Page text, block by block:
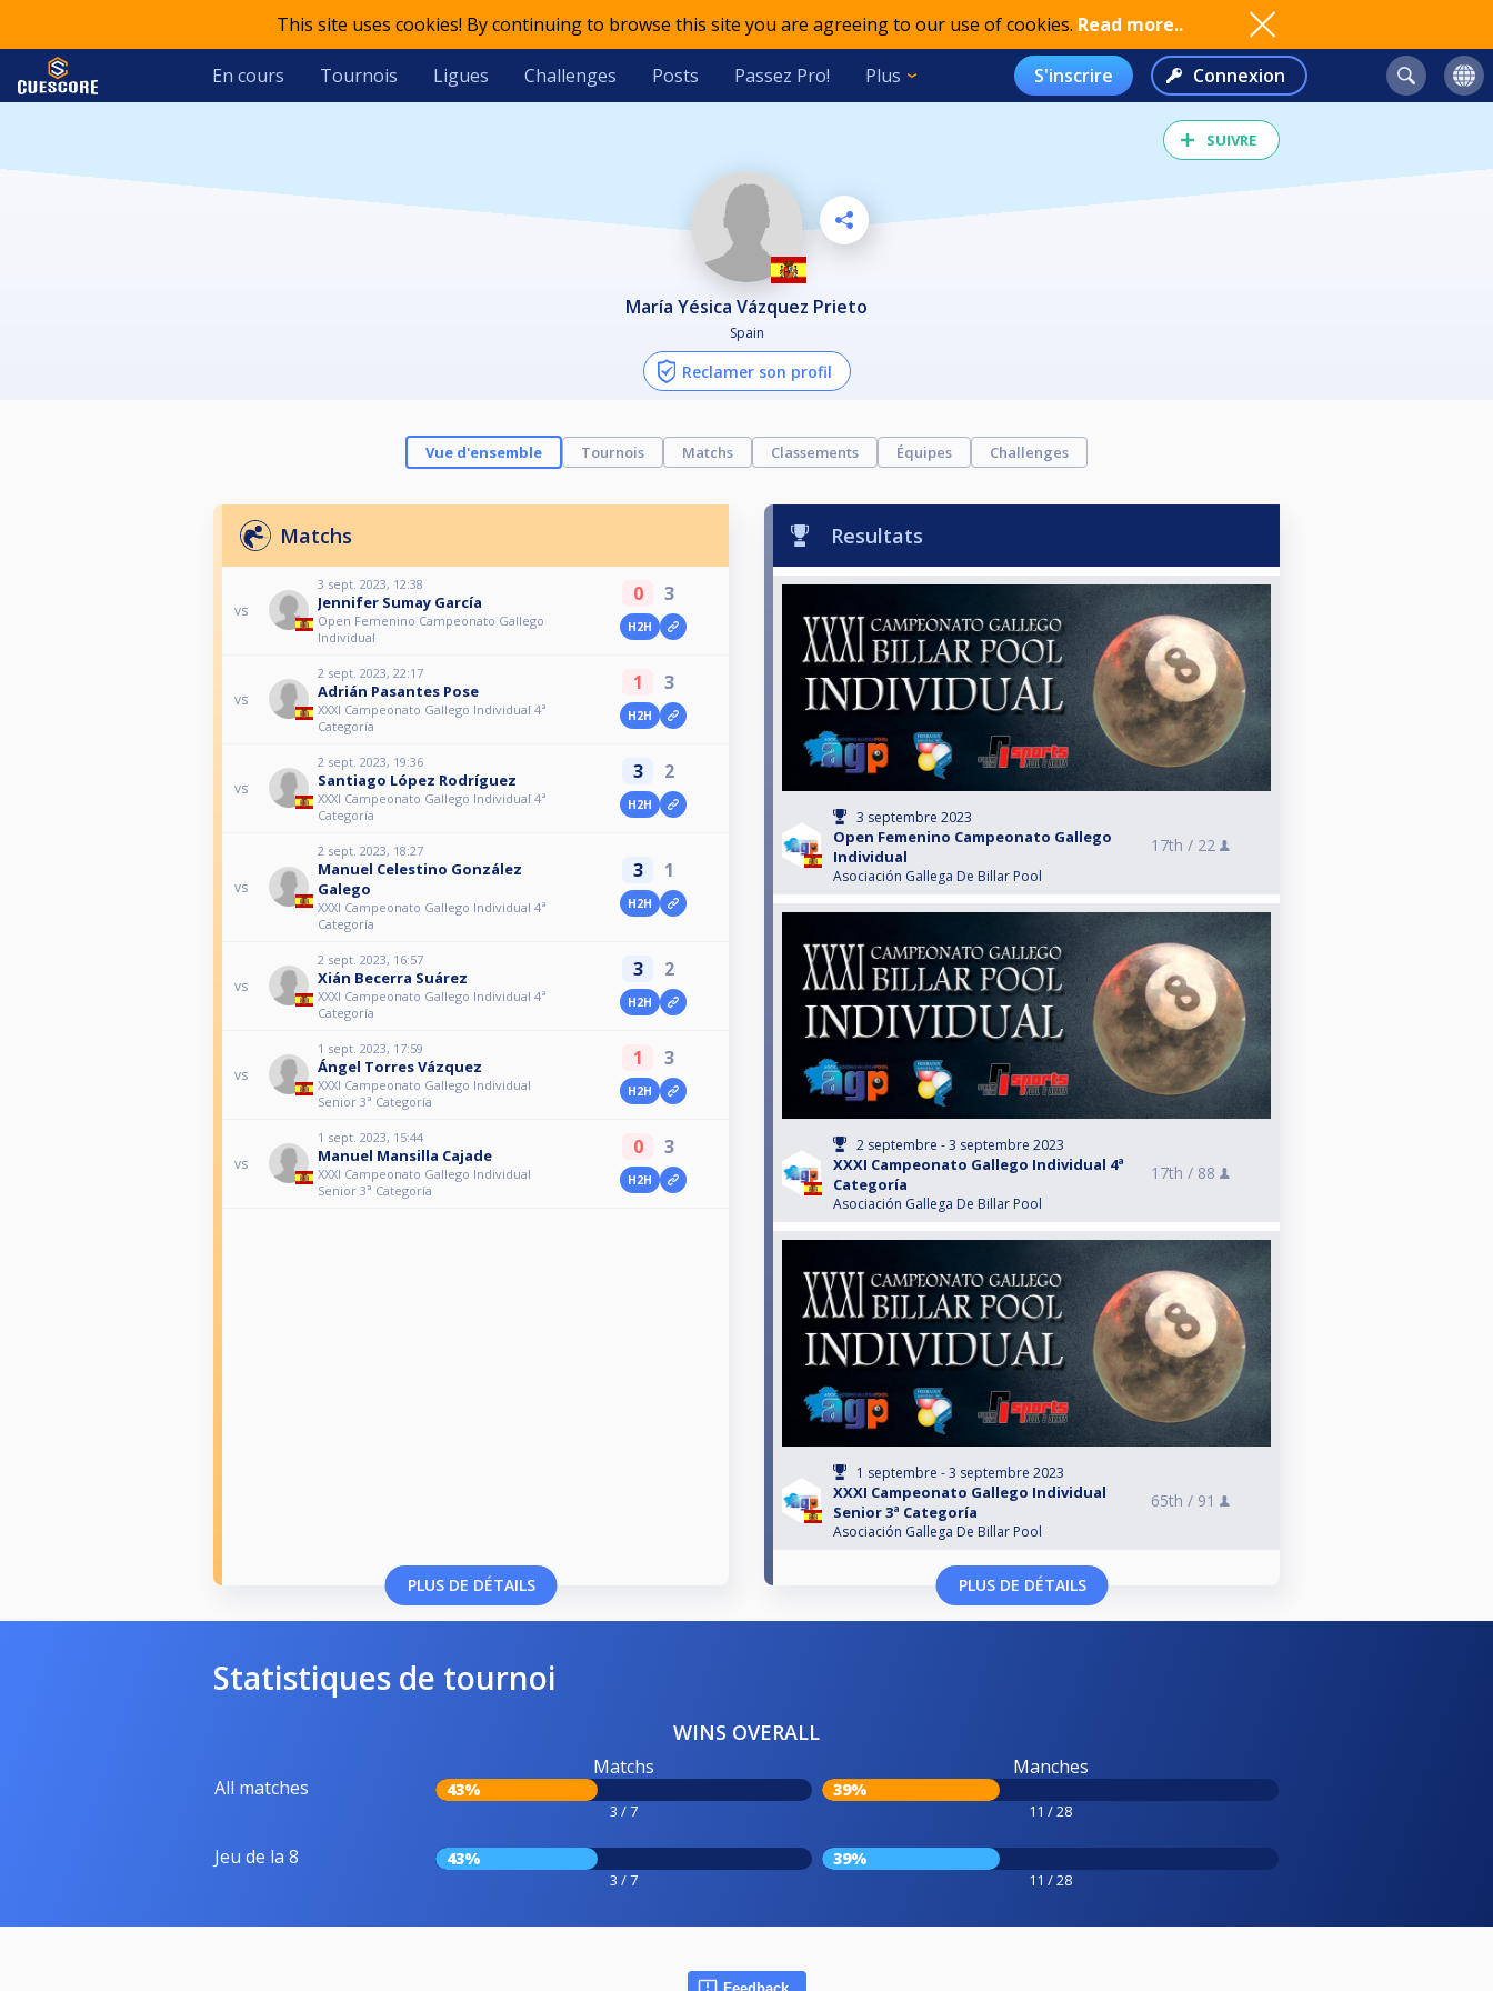
This site uses cookies! By continuing to browse this site you are agreeing to our use of cookies. Read more..
En cours Tournois Ligues Challenges Posts Passez Pro! Plus S'inscrire Connexion
SUIVRE
María Yésica Vázquez Prieto
Spain
Reclamer son profil
Vue d'ensemble Tournois Matchs Classements Équipes Challenges
Matchs
vs
3 sept. 2023, 12:38
Jennifer Sumay García
Open Femenino Campeonato Gallego
Individual
0 3
H2H
vs
2 sept. 2023, 22:17
Adrián Pasantes Pose
XXXI Campeonato Gallego Individual 4ª
Categoría
1 3
H2H
vs
2 sept. 2023, 19:36
Santiago López Rodríguez
XXXI Campeonato Gallego Individual 4ª
Categoría
3 2
H2H
vs
2 sept. 2023, 18:27
Manuel Celestino González
Galego
XXXI Campeonato Gallego Individual 4ª
Categoría
3 1
H2H
vs
2 sept. 2023, 16:57
Xián Becerra Suárez
XXXI Campeonato Gallego Individual 4ª
Categoría
3 2
H2H
vs
1 sept. 2023, 17:59
Ángel Torres Vázquez
XXXI Campeonato Gallego Individual
Senior 3ª Categoría
1 3
H2H
vs
1 sept. 2023, 15:44
Manuel Mansilla Cajade
XXXI Campeonato Gallego Individual
Senior 3ª Categoría
0 3
H2H
PLUS DE DÉTAILS
Resultats
3 septembre 2023
Open Femenino Campeonato Gallego
Individual
Asociación Gallega De Billar Pool
17th / 22
2 septembre - 3 septembre 2023
XXXI Campeonato Gallego Individual 4ª
Categoría
Asociación Gallega De Billar Pool
17th / 88
1 septembre - 3 septembre 2023
XXXI Campeonato Gallego Individual
Senior 3ª Categoría
Asociación Gallega De Billar Pool
65th / 91
PLUS DE DÉTAILS
Statistiques de tournoi
WINS OVERALL
All matches
Matchs
43%
3 / 7
Manches
39%
11 / 28
Jeu de la 8 43%
3 / 7
39%
11 / 28